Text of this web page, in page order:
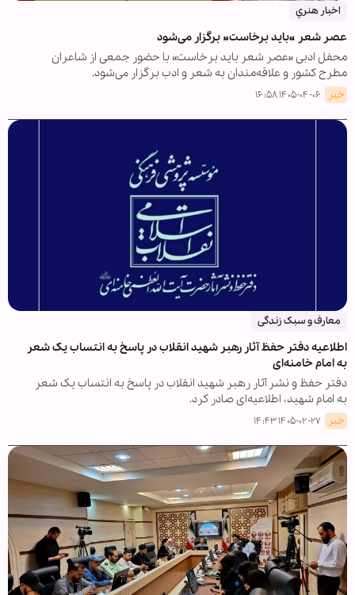
اخبار هنري
عصر شعر «باید برخاست» برگزار می‌شود
محفل ادبی «عصر شعر باید برخاست» با حضور جمعی از شاعران
مطرح کشور و علاقه‌مندان به شعر و ادب برگزار می‌شود.
خبر ۱۴۰۵-۰۴-۰۶ ۱۶:۵۸
معارف و سبک زندگی
اطلاعیه دفتر حفظ آثار رهبر شهید انقلاب در پاسخ به انتساب یک شعر
به امام خامنه‌ای
دفتر حفظ و نشر آثار رهبر شهید انقلاب در پاسخ به انتساب یک شعر
به امام شهید، اطلاعیه‌ای صادر کرد.
خبر ۱۴۰۵-۰۲-۲۷ ۱۴:۴۳